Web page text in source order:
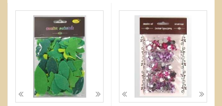
Okolicznościowe i świąteczne
Dźwiekowe
Bajkowe
Inne
Karuzelki
Maty do zabawy
Do rozkręcania
Bąki
Pojazdy
Mebelki
do siatkówki
do koszykówki
Wyprzedaż
Promocje
Zakupy hurtowe